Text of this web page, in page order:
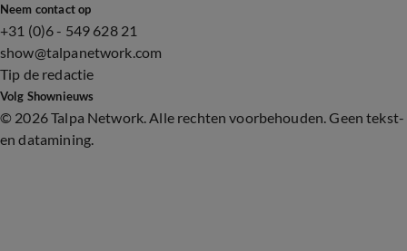
Neem contact op
+31 (0)6 - 549 628 21
show@talpanetwork.com
Tip de redactie
Volg Shownieuws
© 2026 Talpa Network. Alle rechten voorbehouden. Geen tekst-
en datamining.